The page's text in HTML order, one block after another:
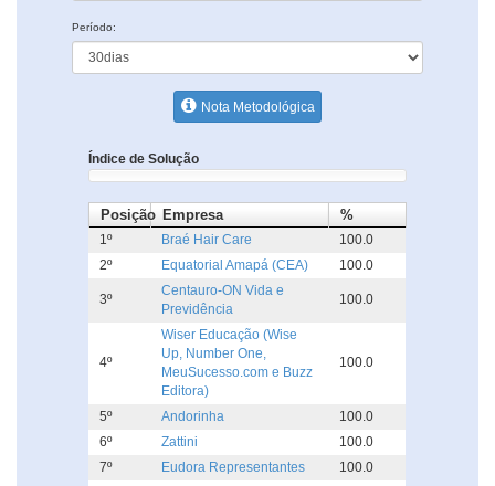
Período:
Nota Metodológica
Índice de Solução
Posição Empresa %
1º Braé Hair Care
100.0
2º
Equatorial Amapá (CEA) 100.0
3º
Centauro-ON Vida e
Previdência
100.0
4º
Wiser Educação (Wise
Up, Number One,
MeuSucesso.com e Buzz
Editora)
100.0
5º Andorinha
100.0
6º
Zattini
100.0
7º
Eudora Representantes 100.0